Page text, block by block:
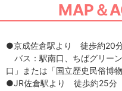
MAP＆
●京成佐倉駅より 徒歩約20
バス：駅南口、ちばグリー
口」または「国立歴史民俗博
●JR佐倉駅より 徒歩約25分